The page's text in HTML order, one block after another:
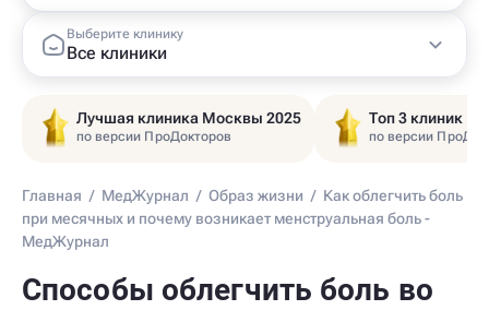
Выберите клинику
Все клиники
Лучшая клиника Москвы 2025
по версии ПроДокторов
Топ 3 клиник
по версии
Главная / МедЖурнал / Образ жизни / Как облегчить боль
при месячных и почему возникает менструальная боль -
МедЖурнал
Способы облегчить боль во